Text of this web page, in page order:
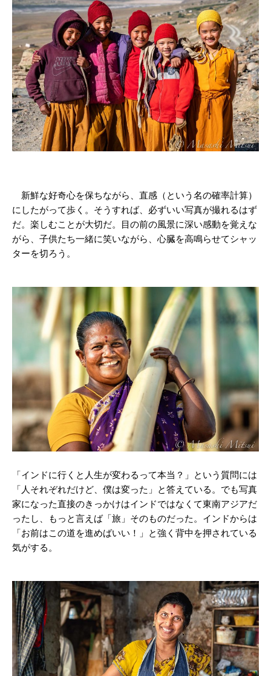
新鮮な好奇心を保ちながら、直感（という名の確率計算）
にしたがって歩く。そうすれば、必ずいい写真が撮れるはず
だ。楽しむことが大切だ。目の前の風景に深い感動を覚えな
がら、子供たち一緒に笑いながら、心臓を高鳴らせてシャッ
ターを切ろう。
「インドに行くと人生が変わるって本当？」という質問には
「人それぞれだけど、僕は変った」と答えている。でも写真
家になった直接のきっかけはインドではなくて東南アジアだ
ったし、もっと言えば「旅」そのものだった。インドからは
「お前はこの道を進めばいい！」と強く背中を押されている
気がする。